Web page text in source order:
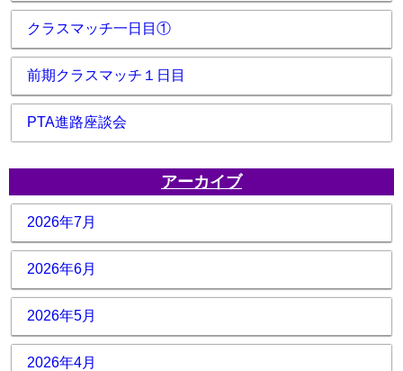
クラスマッチ一日目①
前期クラスマッチ１日目
PTA進路座談会
アーカイブ
2026年7月
2026年6月
2026年5月
2026年4月